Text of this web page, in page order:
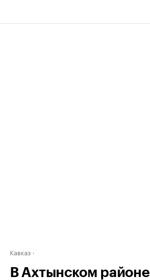
Кавказ
В Ахтынском районе